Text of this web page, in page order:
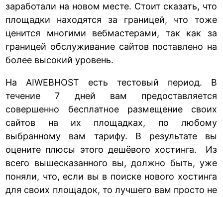
заработали на новом месте. Стоит сказать, что
площадки находятся за границей, что тоже
ценится многими вебмастерами, так как за
границей обслуживание сайтов поставлено на
более высокий уровень.
На AIWEBHOST есть тестовый период. В
течение 7 дней вам предоставляется
совершенно бесплатное размещение своих
сайтов на их площадках, по любому
выбранному вам тарифу. В результате вы
оцените плюсы этого дешёвого хостинга. Из
всего вышесказанного вы, должно быть, уже
поняли, что, если вы в поиске нового хостинга
для своих площадок, то лучшего вам просто не